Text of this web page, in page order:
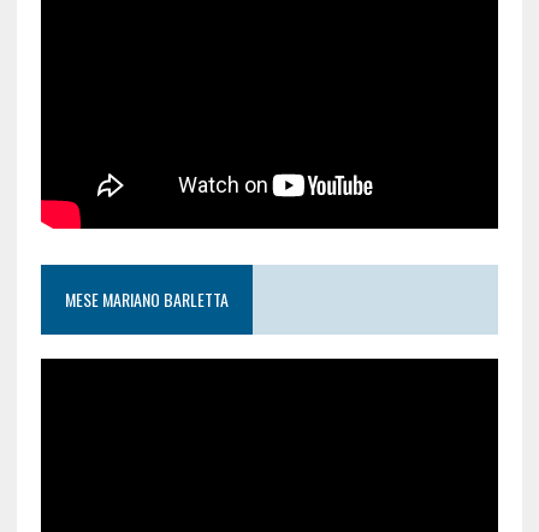
MESE MARIANO BARLETTA